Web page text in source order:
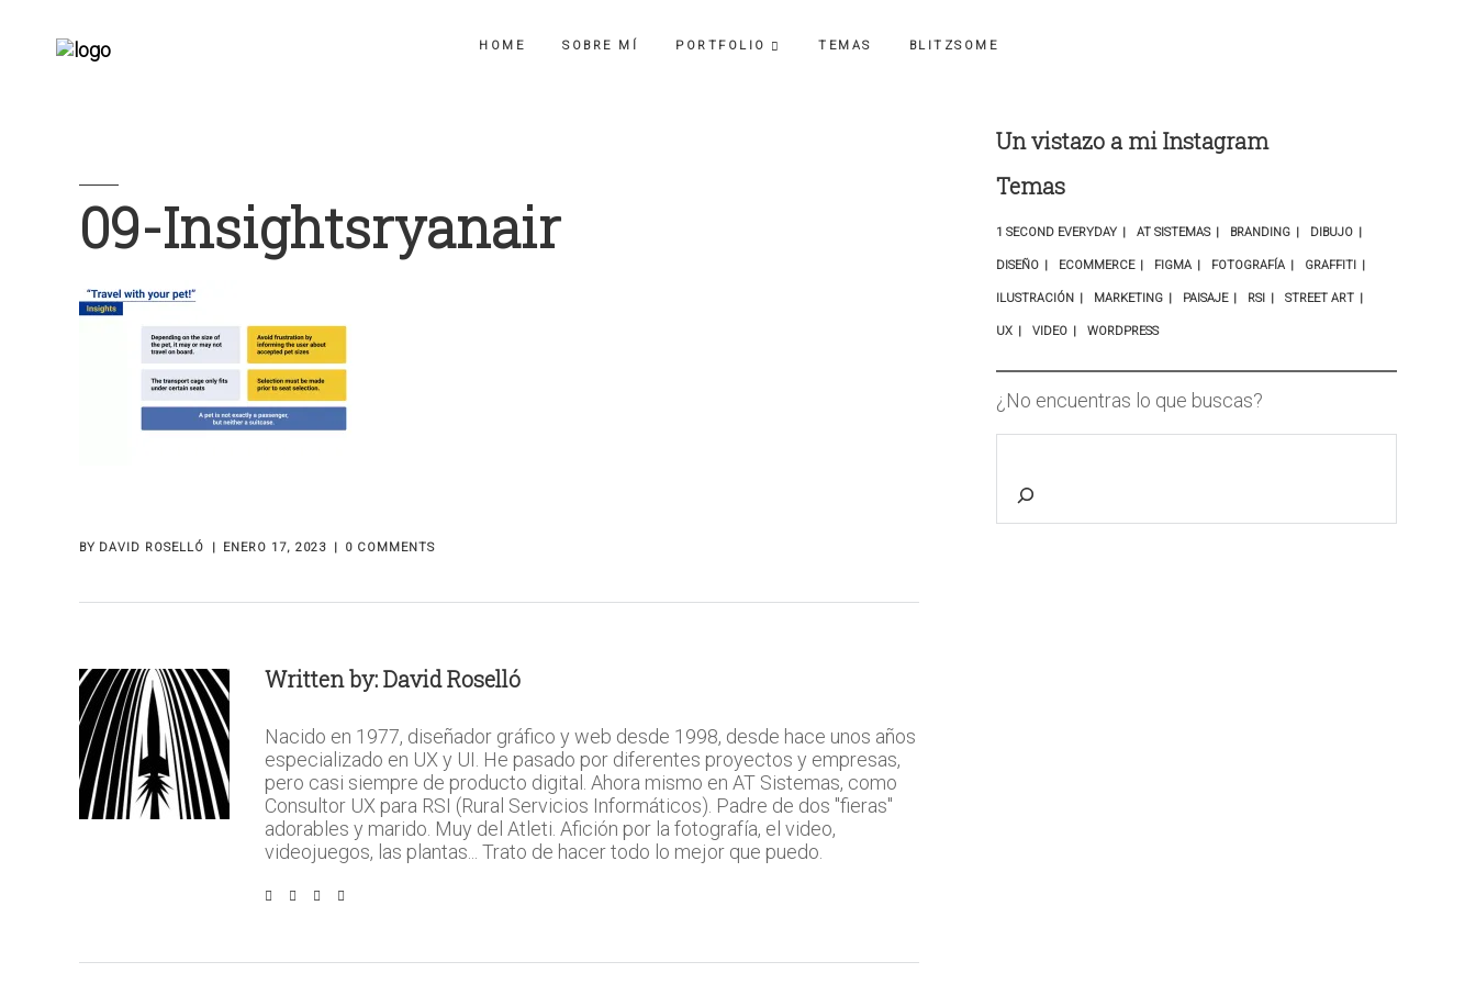
HOME SOBRE MÍ PORTFOLIO TEMAS BLITZSOME
09-Insightsryanair
BY DAVID ROSELLÓ ENERO 17, 2023 0 COMMENTS
Written by:David Roselló
Nacido en 1977, diseñador gráfico y web desde 1998, desde hace unos años
especializado en UX y UI. He pasado por diferentes proyectos y empresas,
pero casi siempre de producto digital. Ahora mismo en AT Sistemas, como
Consultor UX para RSI (Rural Servicios Informáticos). Padre de dos "fieras"
adorables y marido. Muy del Atleti. Afición por la fotografía, el video,
videojuegos, las plantas... Trato de hacer todo lo mejor que puedo.
Un vistazo a mi Instagram
Temas
1 SECOND EVERYDAY AT SISTEMAS BRANDING DIBUJO
DISEÑO ECOMMERCE FIGMA FOTOGRAFÍA GRAFFITI
ILUSTRACIÓN MARKETING PAISAJE RSI STREET ART
UX VIDEO WORDPRESS
¿No encuentras lo que buscas?